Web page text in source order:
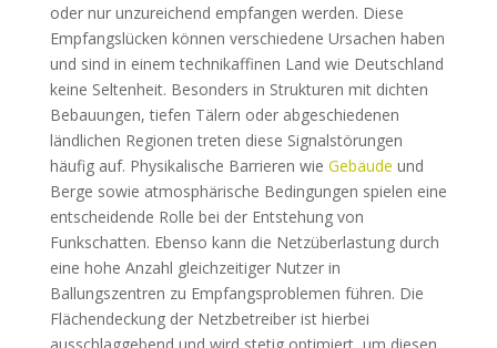
oder nur unzureichend empfangen werden. Diese
Empfangslücken können verschiedene Ursachen haben
und sind in einem technikaffinen Land wie Deutschland
keine Seltenheit. Besonders in Strukturen mit dichten
Bebauungen, tiefen Tälern oder abgeschiedenen
ländlichen Regionen treten diese Signalstörungen
häufig auf. Physikalische Barrieren wie Gebäude und
Berge sowie atmosphärische Bedingungen spielen eine
entscheidende Rolle bei der Entstehung von
Funkschatten. Ebenso kann die Netzüberlastung durch
eine hohe Anzahl gleichzeitiger Nutzer in
Ballungszentren zu Empfangsproblemen führen. Die
Flächendeckung der Netzbetreiber ist hierbei